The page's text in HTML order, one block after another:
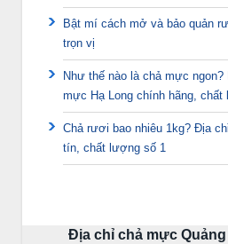
Bật mí cách mở và bảo quản
trọn vị
Như thế nào là chả mực
mực Hạ Long chính hãng, chất
Chả rươi bao nhiêu 1kg? Địa
tín, chất lượng số 1
Địa chỉ chả mực